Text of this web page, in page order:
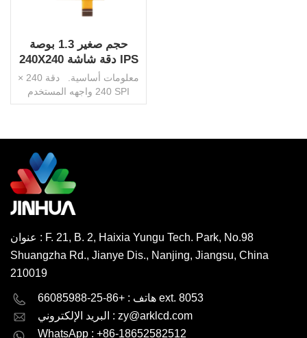
حجم صغير 1.3 بوصة
240X240 دقة شاشة IPS
تعمل باللمس لوحة TFT
معلومات أساسية. دقة 240 ×
240 واجهه المستخدم SPI
تحكم IC ST7789V AA
TN درجة الحرارة التشغيل. -20
درجة ~ 70 درجة مئوية حجم
التشغيل 2.8 فولت لوحة اللمس
بالسعة / المقاومة حماية البيئة
بنفايات HSF أصل الصين علامة
كرتون / منصة نقالة رمز النظام
المنسق 853120000 إنتاجية
600000 قطعة / شهر موك
عنوان : F. 21, B. 2, Haixia Yungu Tech. Park, No.98
Shuangzha Rd., Jianye Dis., Nanjing, Jiangsu, China
210019
هاتف : +86-25-66085988 ext. 8053
البريد الإلكتروني : zy@arklcd.com
WhatsApp : +86-18652582512
English Deutsch
русский español